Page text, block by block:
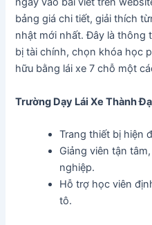
bảng giá chi tiết, giải thích
nhật mới nhất. Đây là thông
bị tài chính, chọn khóa học
hữu bằng lái xe 7 chỗ một
Trường Dạy Lái Xe Thành
Trang thiết bị hiện
Giảng viên tận
nghiệp.
Hỗ trợ học viên
tô.